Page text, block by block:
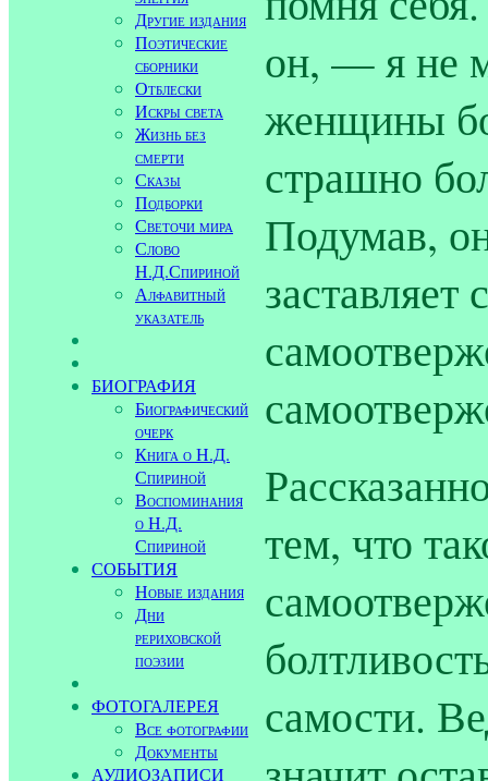
Другие издания
Поэтические
сборники
Отблески
Искры света
Жизнь без
смерти
Сказы
Подборки
Светочи мира
Слово
Н.Д.Спириной
Алфавитный
указатель
БИОГРАФИЯ
Биографический
очерк
Книга о Н.Д.
Спириной
Воспоминания
о Н.Д.
Спириной
СОБЫТИЯ
Новые издания
Дни
рериховской
поэзии
ФОТОГАЛЕРЕЯ
Все фотографии
Документы
АУДИОЗАПИСИ
он, — я не
женщины
страшно
Подумав,
заставляет
тем, что
самости.